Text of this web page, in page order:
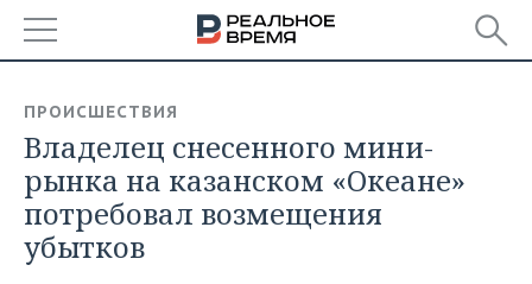
БАШКОРТОСТАН
ТАТАРСТАН
УДМУРТИЯ
НОВОСТИ
АНАЛИТИКА
НОВОСТИ АНАЛИТИКИ
ЭКОНОМИКА
ПРОИСШЕСТВИЯ
Владелец снесенного мини-
рынка на казанском «Океане»
потребовал возмещения
убытков